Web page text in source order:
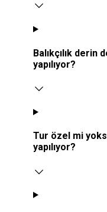
Balıkçılık derin
yapılıyor?
Tur özel mi
yapılıyor?